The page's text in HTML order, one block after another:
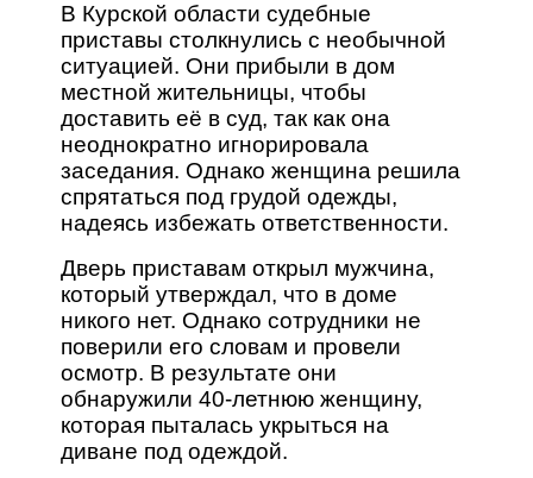
В Курской области судебные
приставы столкнулись с необычной
ситуацией. Они прибыли в дом
местной жительницы, чтобы
доставить её в суд, так как она
неоднократно игнорировала
заседания. Однако женщина решила
спрятаться под грудой одежды,
надеясь избежать ответственности.
Дверь приставам открыл мужчина,
который утверждал, что в доме
никого нет. Однако сотрудники не
поверили его словам и провели
осмотр. В результате они
обнаружили 40-летнюю женщину,
которая пыталась укрыться на
диване под одеждой.